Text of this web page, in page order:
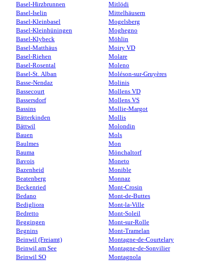
Basel-Hirzbrunnen
Basel-Iselin
Basel-Kleinbasel
Basel-Kleinhüningen
Basel-Klybeck
Basel-Matthäus
Basel-Riehen
Basel-Rosental
Basel-St. Alban
Basse-Nendaz
Bassecourt
Bassersdorf
Bassins
Bätterkinden
Bättwil
Bauen
Baulmes
Bauma
Bavois
Bazenheid
Beatenberg
Beckenried
Bedano
Bedigliora
Bedretto
Beggingen
Begnins
Beinwil (Freiamt)
Beinwil am See
Beinwil SO
Mitlödi
Mittelhäusern
Mogelsberg
Moghegno
Möhlin
Moiry VD
Molare
Moleno
Moléson-sur-Gruyères
Molinis
Mollens VD
Mollens VS
Mollie-Margot
Mollis
Molondin
Mols
Mon
Mönchaltorf
Moneto
Monible
Monnaz
Mont-Crosin
Mont-de-Buttes
Mont-la-Ville
Mont-Soleil
Mont-sur-Rolle
Mont-Tramelan
Montagne-de-Courtelary
Montagne-de-Sonvilier
Montagnola